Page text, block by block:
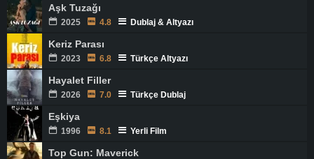
Aşk Tuzağı
2025 4.8 Dublaj & Altyazı
Keriz Parası
2023 6.8 Türkçe Altyazı
Hayalet Filler
2026 7.0 Türkçe Dublaj
Eşkiya
1996 8.1 Yerli Film
Top Gun: Maverick